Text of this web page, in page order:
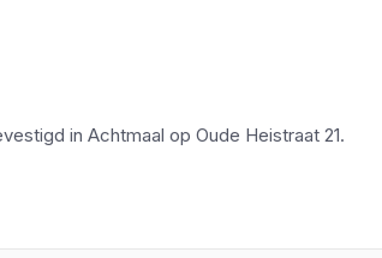
in Achtmaal op Oude Heistraat 21.